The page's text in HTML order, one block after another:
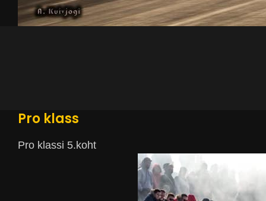
Pro klass
Pro klassi 5.koht